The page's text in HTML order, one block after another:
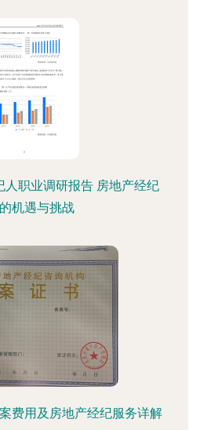
人职业调研报告 房地产经纪
机遇与挑战
费用及房地产经纪服务详解